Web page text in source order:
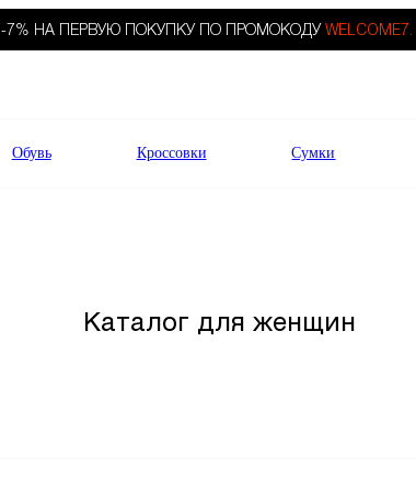
-7% НА ПЕРВУЮ ПОКУПКУ ПО ПРОМОКОДУ WELCOME7.
Обувь Кроссовки Сумки
Каталог для женщин